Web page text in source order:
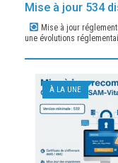
Mise à jour 534
Mise à jour
une évolutions
À LA UNE